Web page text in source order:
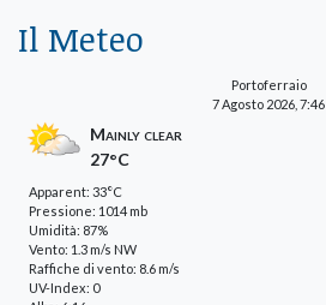
Il Meteo
Portoferraio
7 Agosto 2026, 7:46
Mainly clear
27°C
Apparent: 33°C
Pressione: 1014 mb
Umidità: 87%
Vento: 1.3 m/s NW
Raffiche di vento: 8.6 m/s
UV-Index: 0